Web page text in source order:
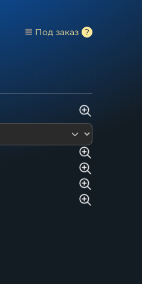
Под заказ